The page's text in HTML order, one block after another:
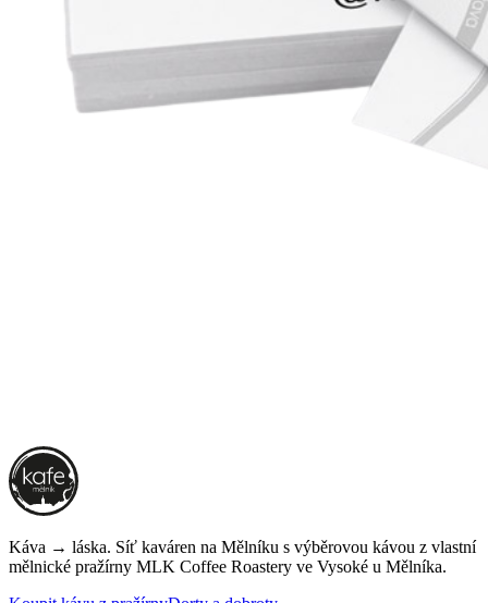
Káva → láska. Síť kaváren na Mělníku s výběrovou kávou z vlastní
mělnické pražírny MLK Coffee Roastery ve Vysoké u Mělníka.